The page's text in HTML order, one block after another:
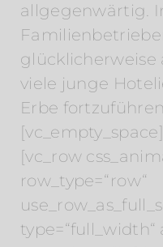
allgegenwärtig.
viele junge
Erbe
[vc_row
row_type=“row“
type=“full_width“